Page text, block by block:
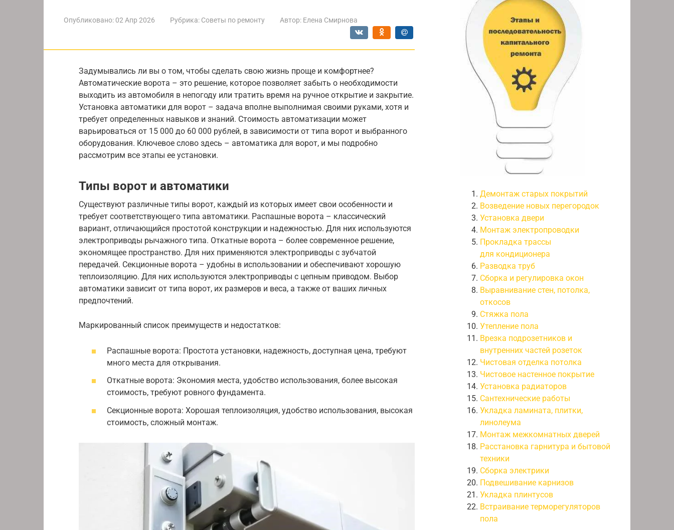
Опубликовано: 02 Апр 2026 Рубрика: Советы по ремонту Автор: Елена Смирнова
Задумывались ли вы о том, чтобы сделать свою жизнь проще и комфортнее?
Автоматические ворота – это решение, которое позволяет забыть о необходимости
выходить из автомобиля в непогоду или тратить время на ручное открытие и закрытие.
Установка автоматики для ворот – задача вполне выполнимая своими руками, хотя и
требует определенных навыков и знаний. Стоимость автоматизации может
варьироваться от 15 000 до 60 000 рублей, в зависимости от типа ворот и выбранного
оборудования. Ключевое слово здесь – автоматика для ворот, и мы подробно
рассмотрим все этапы ее установки.
Типы ворот и автоматики
Существуют различные типы ворот, каждый из которых имеет свои особенности и
требует соответствующего типа автоматики. Распашные ворота – классический
вариант, отличающийся простотой конструкции и надежностью. Для них используются
электроприводы рычажного типа. Откатные ворота – более современное решение,
экономящее пространство. Для них применяются электроприводы с зубчатой
передачей. Секционные ворота – удобны в использовании и обеспечивают хорошую
теплоизоляцию. Для них используются электроприводы с цепным приводом. Выбор
автоматики зависит от типа ворот, их размеров и веса, а также от ваших личных
предпочтений.
Маркированный список преимуществ и недостатков:
Распашные ворота: Простота установки, надежность, доступная цена, требуют
много места для открывания.
Откатные ворота: Экономия места, удобство использования, более высокая
стоимость, требуют ровного фундамента.
Секционные ворота: Хорошая теплоизоляция, удобство использования, высокая
стоимость, сложный монтаж.
Демонтаж старых покрытий
Возведение новых перегородок
Установка двери
Монтаж электропроводки
Прокладка трассы
для кондиционера
Разводка труб
Сборка и регулировка окон
Выравнивание стен, потолка,
откосов
Стяжка пола
Утепление пола
Врезка подрозетников и
внутренних частей розеток
Чистовая отделка потолка
Чистовое настенное покрытие
Установка радиаторов
Сантехнические работы
Укладка ламината, плитки,
линолеума
Монтаж межкомнатных дверей
Расстановка гарнитура и бытовой
техники
Сборка электрики
Подвешивание карнизов
Укладка плинтусов
Встраивание терморегуляторов
пола